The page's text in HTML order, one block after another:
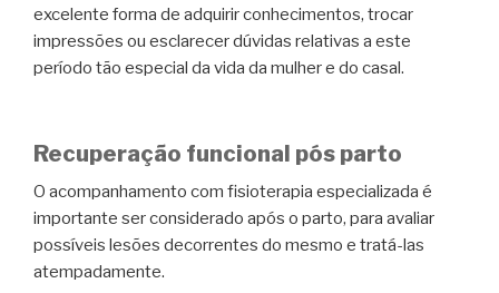
excelente forma de adquirir conhecimentos, trocar
impressões ou esclarecer dúvidas relativas a este
período tão especial da vida da mulher e do casal.
Recuperação funcional pós parto
O acompanhamento com fisioterapia especializada é
importante ser considerado após o parto, para avaliar
possíveis lesões decorrentes do mesmo e tratá-las
atempadamente.